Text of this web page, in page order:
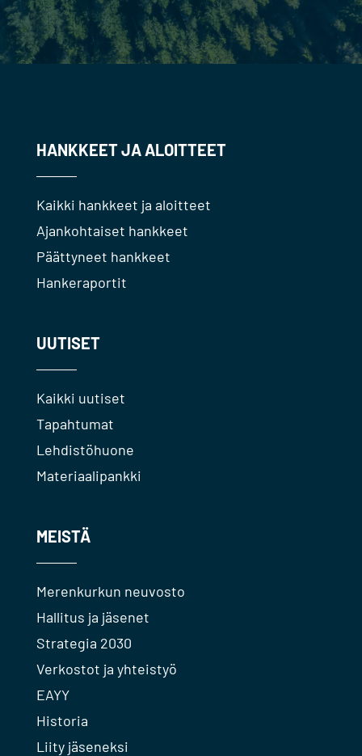
HANKKEET JA ALOITTEET
Kaikki hankkeet ja aloitteet
Ajankohtaiset hankkeet
Päättyneet hankkeet
Hankeraportit
UUTISET
Kaikki uutiset
Tapahtumat
Lehdistöhuone
Materiaalipankki
MEISTÄ
Merenkurkun neuvosto
Hallitus ja jäsenet
Strategia 2030
Verkostot ja yhteistyö
EAYY
Historia
Liity jäseneksi